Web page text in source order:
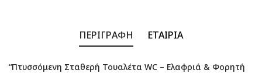
ΠΕΡΙΓΡΑΦΉ ΕΤΑΙΡΊΑ
“Πτυσσόμενη Σταθερή Τουαλέτα WC – Ελαφριά & Φορητή